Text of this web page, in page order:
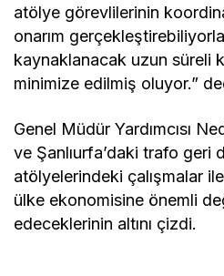
atölye görevlilerinin
onarım
kaynaklanacak uzun süreli
minimize edilmiş oluyor.”
Genel Müdür Yardımcısı
ve Şanlıurfa’daki trafo geri
atölyelerindeki çalışmalar
ülke ekonomisine önemli
edeceklerinin altını çizdi.